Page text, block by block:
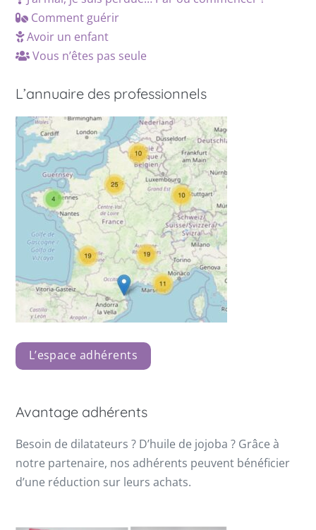
Comment guérir
Avoir un enfant
Vous n’êtes pas seule
L’annuaire des professionnels
L’espace adhérents
Avantage adhérents
Besoin de dilatateurs ? D’huile de jojoba ? Grâce à
notre partenaire, nos adhérents peuvent bénéficier
d’une réduction sur leurs achats.